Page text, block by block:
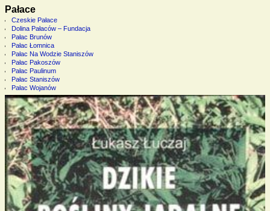
Pałace
Czeskie Pałace
Dolina Pałaców – Fundacja
Pałac Brunów
Pałac Łomnica
Pałac Na Wodzie Staniszów
Pałac Pakoszów
Pałac Paulinum
Pałac Staniszów
Pałac Wojanów